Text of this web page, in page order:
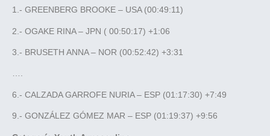
1.- GREENBERG BROOKE – USA (00:49:11)
2.- OGAKE RINA – JPN ( 00:50:17) +1:06
3.- BRUSETH ANNA – NOR (00:52:42) +3:31
….
6.- CALZADA GARROFE NURIA – ESP (01:17:30) +7:49
9.- GONZÁLEZ GÓMEZ MAR – ESP (01:19:37) +9:56